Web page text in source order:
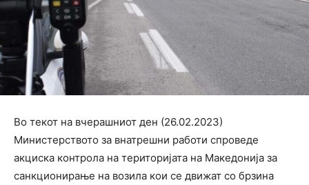
Во текот на вчерашниот ден (26.02.2023)
Министерството за внатрешни работи спроведе
акциска контрола на територијата на Македонија за
санкционирање на возила кои се движат со брзина